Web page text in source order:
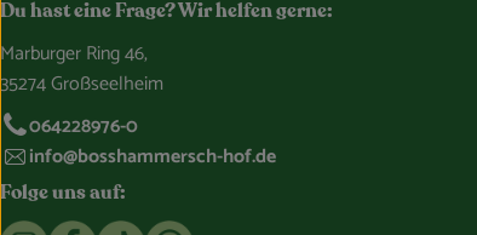
Du hast eine Frage? Wir helfen gerne:
Marburger Ring 46,
35274 Großseelheim
064228976-0
info@bosshammersch-hof.de
Folge uns auf: